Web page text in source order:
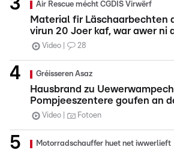
Air Rescue mécht CGDIS Virwërf
Material fir Läschaarbechten
virun 20 Joer kaf, war awer ni
Video 28
Gréisseren Asaz
Hausbrand zu
Pompjeeszentere goufen an
Video Fotoen
Motorradschauffer huet net iwwerlieft